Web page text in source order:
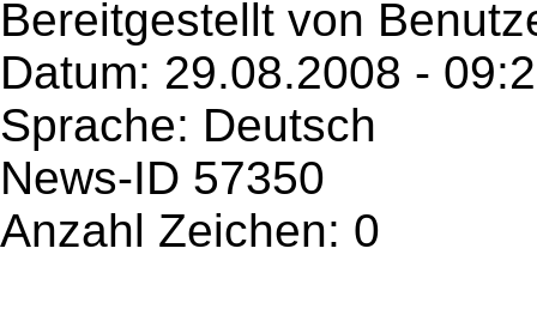
Bereitgestellt von
Datum: 29.08.2008 -
Sprache: Deutsch
News-ID 57350
Anzahl Zeichen: 0